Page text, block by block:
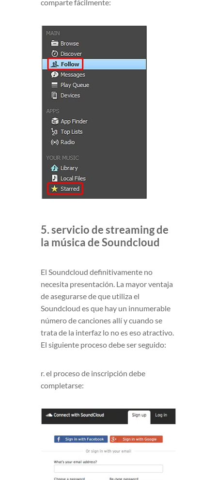
comparte fácilmente:
5. servicio de streaming de
la música de Soundcloud
El Soundcloud definitivamente no
necesita presentación. La mayor ventaja
de asegurarse de que utiliza el
Soundcloud es que hay un innumerable
número de canciones allí y cuando se
trata de la interfaz lo no es eso atractivo.
El siguiente proceso debe ser seguido:
r. el proceso de inscripción debe
completarse: